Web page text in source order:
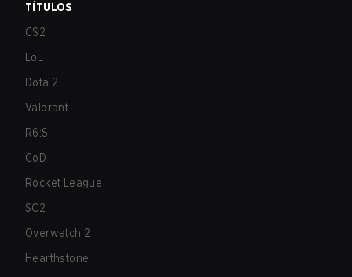
TÍTULOS
CS2
LoL
Dota 2
Valorant
R6:S
CoD
Rocket League
SC2
Overwatch 2
Hearthstone